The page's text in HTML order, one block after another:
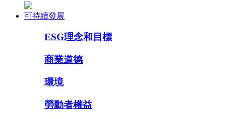
可持續發展
ESG理念和目標
商業道德
環境
勞動者權益